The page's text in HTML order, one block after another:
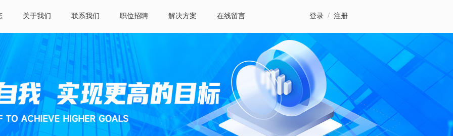
关于我们 联系我们 职位招聘 解决方案 在线留言 登录 / 注册